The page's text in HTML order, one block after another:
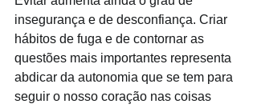
insegurança e de desconfiança. Criar
hábitos de fuga e de contornar as
questões mais importantes representa
abdicar da autonomia que se tem para
seguir o nosso coração nas coisas